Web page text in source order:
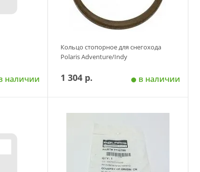
наличии
Кольцо стопорное для снегохода
Polaris Adventure/Indy
1 304 р. в наличии
Добавить в корзину